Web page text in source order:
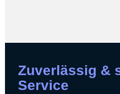
Zuverlässig &
Service